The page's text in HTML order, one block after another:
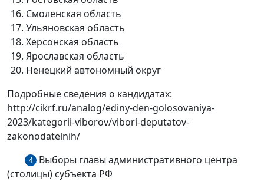
Смоленская область
Ульяновская область
Херсонская область
Ярославская область
Ненецкий автономный округ
Подробные сведения о кандидатах:
http://cikrf.ru/analog/ediny-den-golosovaniya-
2023/kategorii-viborov/vibori-deputatov-
zakonodatelnih/
4
Выборы главы административного центра
(столицы) субъекта РФ